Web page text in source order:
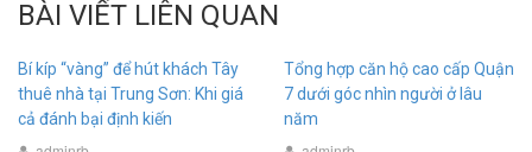
BÀI VIẾT LIÊN QUAN
Bí kíp “vàng” để hút khách Tây
thuê nhà tại Trung Sơn: Khi giá
cả đánh bại định kiến
Tổng hợp căn hộ cao cấp Quận
7 dưới góc nhìn người ở lâu
năm